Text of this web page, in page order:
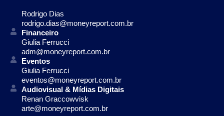
Rodrigo Dias
rodrigo.dias@moneyreport.com.br
Financeiro
Giulia Ferrucci
adm@moneyreport.com.br
Eventos
Giulia Ferrucci
eventos@moneyreport.com.br
Audiovisual & Mídias Digitais
Renan Graccowvisk
arte@moneyreport.com.br